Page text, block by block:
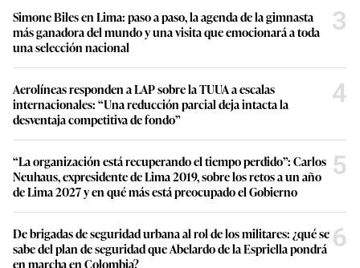
Simone Biles en Lima: paso a paso, la agenda de la gimnasta
más ganadora del mundo y una visita que emocionará a toda
una selección nacional
3
Aerolíneas responden a LAP sobre la TUUA a escalas
internacionales: “Una reducción parcial deja intacta la
desventaja competitiva de fondo”
4
“La organización está recuperando el tiempo perdido”: Carlos
Neuhaus, expresidente de Lima 2019, sobre los retos a un año
de Lima 2027 y en qué más está preocupado el Gobierno
5
De brigadas de seguridad urbana al rol de los militares: ¿qué se
sabe del plan de seguridad que Abelardo de la Espriella pondrá
en marcha en Colombia?
6